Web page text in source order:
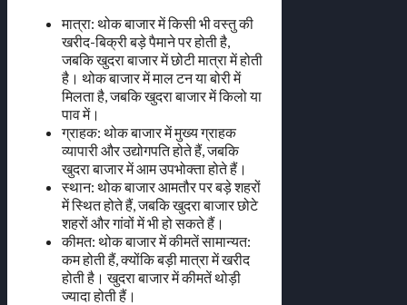
मात्रा: थोक बाजार में किसी भी वस्तु की
खरीद-बिक्री बड़े पैमाने पर होती है,
जबकि खुदरा बाजार में छोटी मात्रा में होती
है। थोक बाजार में माल टन या बोरी में
मिलता है, जबकि खुदरा बाजार में किलो या
पाव में।
ग्राहक: थोक बाजार में मुख्य ग्राहक
व्यापारी और उद्योगपति होते हैं, जबकि
खुदरा बाजार में आम उपभोक्ता होते हैं।
स्थान: थोक बाजार आमतौर पर बड़े शहरों
में स्थित होते हैं, जबकि खुदरा बाजार छोटे
शहरों और गांवों में भी हो सकते हैं।
कीमत: थोक बाजार में कीमतें सामान्यत:
कम होती हैं, क्योंकि बड़ी मात्रा में खरीद
होती है। खुदरा बाजार में कीमतें थोड़ी
ज्यादा होती हैं।